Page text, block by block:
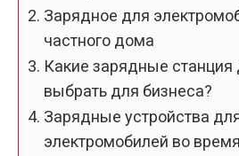
Зарядное для
частного дома
Какие зарядные станция
выбрать для бизнеса?
Зарядные устройства
электромобилей во